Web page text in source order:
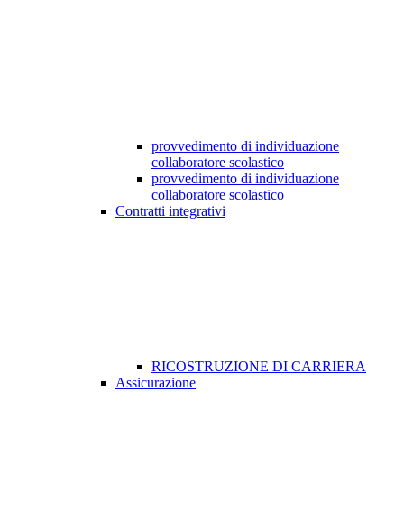
provvedimento di individuazione
collaboratore scolastico
provvedimento di individuazione
collaboratore scolastico
Contratti integrativi
RICOSTRUZIONE DI CARRIERA
Assicurazione